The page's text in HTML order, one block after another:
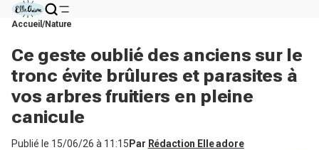
Accueil Nature
Ce geste oublié des anciens sur le
tronc évite brûlures et parasites à
vos arbres fruitiers en pleine
canicule
Publié le 15/06/26 à 11:15 Par Rédaction Elle adore